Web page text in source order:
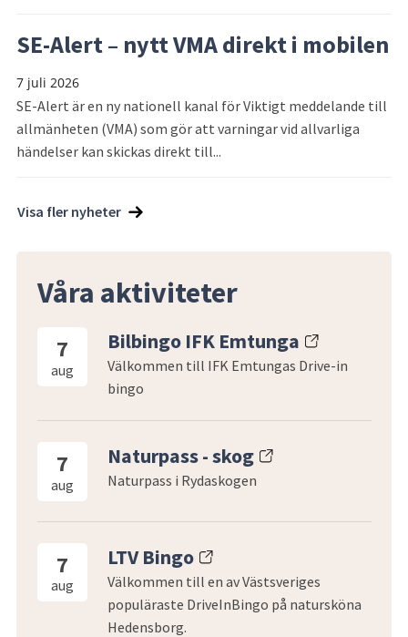
SE-Alert – nytt VMA direkt i mobilen
7 juli 2026
SE-Alert är en ny nationell kanal för Viktigt meddelande till
allmänheten (VMA) som gör att varningar vid allvarliga
händelser kan skickas direkt till...
Visa fler nyheter
Våra aktiviteter
7
aug
Bilbingo IFK Emtunga
Välkommen till IFK Emtungas Drive-in
bingo
7
aug
Naturpass - skog
Naturpass i Rydaskogen
7
aug
LTV Bingo
Välkommen till en av Västsveriges
populäraste DriveInBingo på natursköna
Hedensborg.